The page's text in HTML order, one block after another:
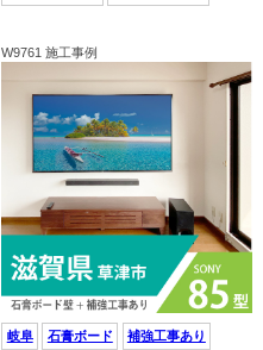
W9761 施工事例
岐阜 石膏ボード 補強工事あり